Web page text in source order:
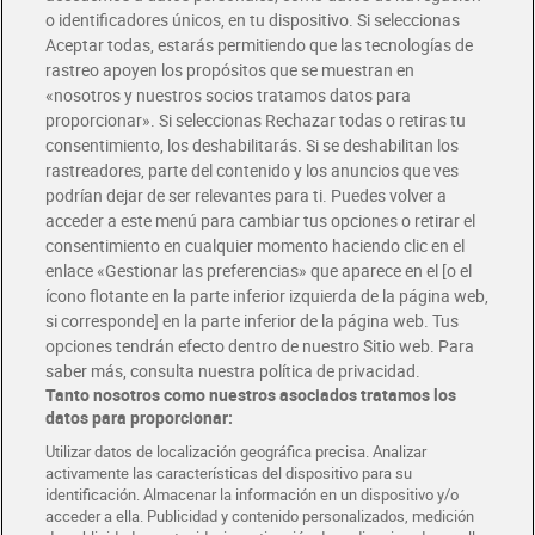
Envío gratis por compras superiores a 100€
Envío estandar por 4,99€
Glovo y Uber Eats
Solicita tu factura de Glovo o Uber Eats
Únete al CLUB Dia
Disfruta las ventajas y ofertas exclusivas.
Descárgate la APP Dia
Folletos y Tiendas
Descubre las mejores ofertas y busca tu tienda más cercana
Tarjeta MaX Dia
Te devuelve hasta 8€/mes de tus compras.
¡Solicita tu tarjeta de crédito aquí!
COMER MEJOR CADA DIA
COLABORA CON DIA ABRE TU TIENDA DIA CORPORATE
o identificadores únicos, en tu dispositivo. Si seleccionas
Aceptar todas, estarás permitiendo que las tecnologías de
rastreo apoyen los propósitos que se muestran en
«nosotros y nuestros socios tratamos datos para
proporcionar». Si seleccionas Rechazar todas o retiras tu
consentimiento, los deshabilitarás. Si se deshabilitan los
rastreadores, parte del contenido y los anuncios que ves
podrían dejar de ser relevantes para ti. Puedes volver a
acceder a este menú para cambiar tus opciones o retirar el
consentimiento en cualquier momento haciendo clic en el
enlace «Gestionar las preferencias» que aparece en el [o el
ícono flotante en la parte inferior izquierda de la página web,
si corresponde] en la parte inferior de la página web. Tus
opciones tendrán efecto dentro de nuestro Sitio web. Para
saber más, consulta nuestra política de privacidad.
Tanto nosotros como nuestros asociados tratamos los
datos para proporcionar:
Utilizar datos de localización geográfica precisa. Analizar
activamente las características del dispositivo para su
identificación. Almacenar la información en un dispositivo y/o
acceder a ella. Publicidad y contenido personalizados, medición